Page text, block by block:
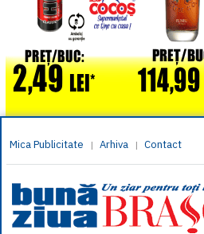
Mica Publicitate | Arhiva | Contact